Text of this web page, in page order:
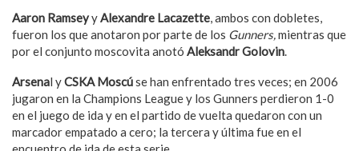
Aaron RamseyyAlexandre Lacazette, ambos con dobletes,
fueron los que anotaron por parte de los Gunners,mientras que
por el conjunto moscovita anotó Aleksandr Golovin.
Arsenal yCSKA Moscúse han enfrentado tres veces; en 2006
jugaron en la Champions League y los Gunners perdieron 1-0
en el juego de ida y en el partido de vuelta quedaron con un
marcador empatado a cero; la tercera y última fue en el